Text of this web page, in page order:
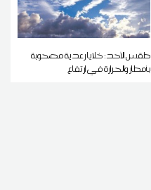
طقس الأحد: خلايا رعدية مصحوبة
بأمطار والحرارة في ارتفاع